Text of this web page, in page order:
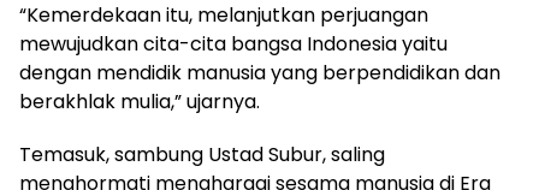
“Kemerdekaan itu, melanjutkan perjuangan
mewujudkan cita-cita bangsa Indonesia yaitu
dengan mendidik manusia yang berpendidikan dan
berakhlak mulia,” ujarnya.
Temasuk, sambung Ustad Subur, saling
menghormati menghargai sesama manusia di Era